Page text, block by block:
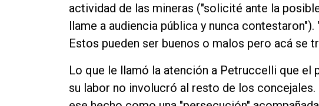
actividad de las mineras ("solicité ante la
llame a audiencia pública y nunca
Estos pueden ser buenos o malos pero acá se
Lo que le llamó la atención a Petruccelli que el
su labor no involucró al resto de los